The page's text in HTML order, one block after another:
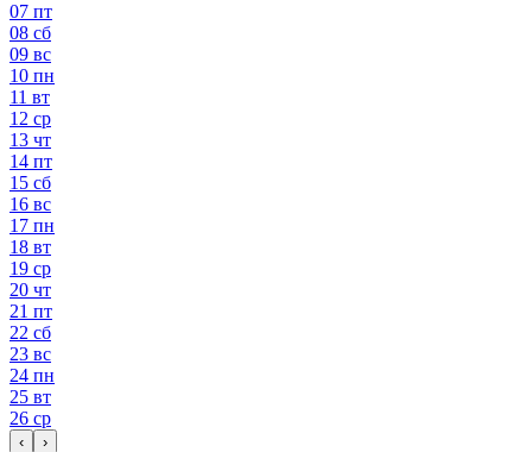
07 пт
08 сб
09 вс
10 пн
11 вт
12 ср
13 чт
14 пт
15 сб
16 вс
17 пн
18 вт
19 ср
20 чт
21 пт
22 сб
23 вс
24 пн
25 вт
26 ср
‹ ›